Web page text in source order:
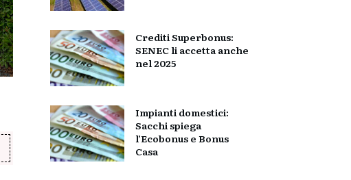
Crediti Superbonus:
SENEC li accetta anche
nel 2025
Impianti domestici:
Sacchi spiega
l’Ecobonus e Bonus
Casa